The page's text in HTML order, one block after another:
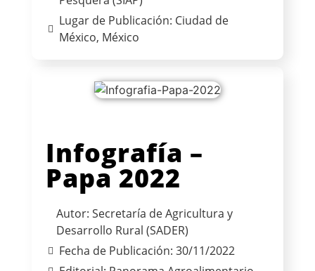
Lugar de Publicación: Ciudad de
México, México
Infografía –
Papa 2022
Autor: Secretaría de Agricultura y
Desarrollo Rural (SADER)
Fecha de Publicación: 30/11/2022